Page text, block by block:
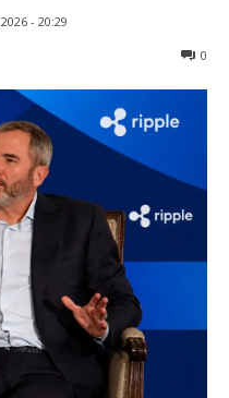
- 20:29
0